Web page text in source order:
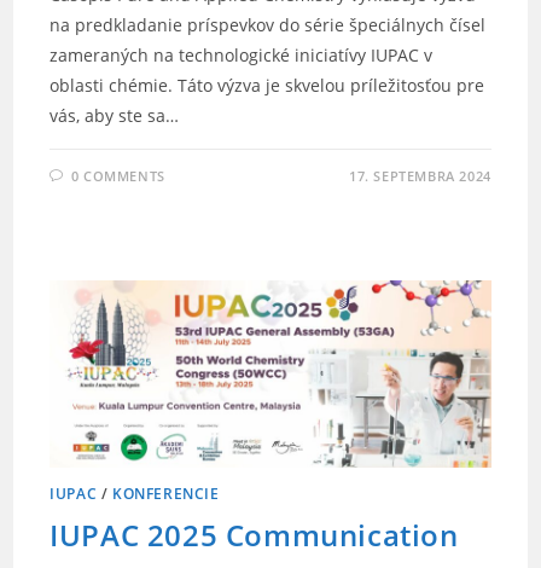
na predkladanie príspevkov do série špeciálnych čísel
zameraných na technologické iniciatívy IUPAC v
oblasti chémie. Táto výzva je skvelou príležitosťou pre
vás, aby ste sa…
0 COMMENTS 17. SEPTEMBRA 2024
IUPAC / KONFERENCIE
IUPAC 2025 Communication